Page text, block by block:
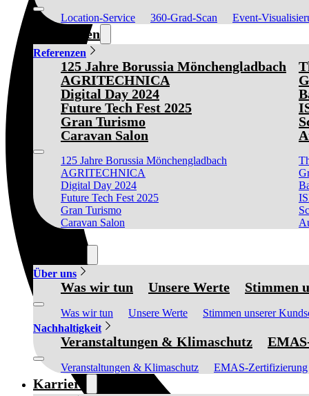
Location-Service 360-Grad-Scan Event-
Referenzen
Referenzen
125 Jahre Borussia Mönchengladbach
AGRITECHNICA
Digital Day 2024
Future Tech Fest 2025
Gran Turismo
Caravan Salon
125 Jahre Borussia Mönchengladbach
AGRITECHNICA
Digital Day 2024
Future Tech Fest 2025
Gran Turismo
Caravan Salon
Über uns
Was wir tun Unsere Werte Stimmen
Was wir tun Unsere Werte
Stimmen unserer
Nachhaltigkeit
Veranstaltungen & Klimaschutz
Veranstaltungen & Klimaschutz EMAS-Zertifizierung
Karriere